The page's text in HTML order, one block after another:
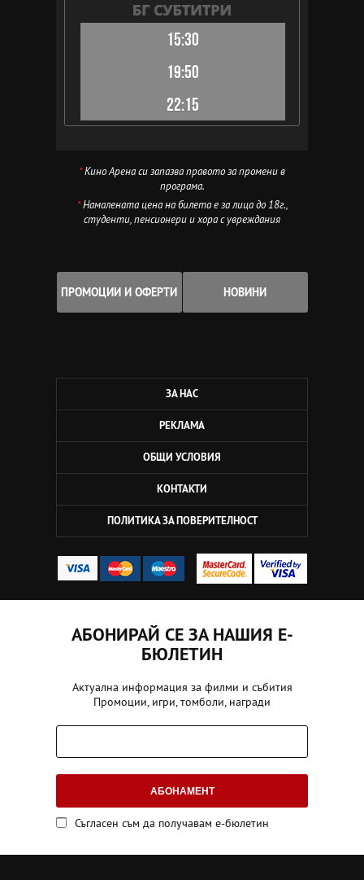
15:30
19:50
22:15
*Кино Арена си запазва правото за промени в
програма.
*Намалената цена на билета е за лица до 18г.,
студенти, пенсионери и хора с увреждания
ПРОМОЦИИ И ОФЕРТИ НОВИНИ
ЗА НАС
РЕКЛАМА
ОБЩИ УСЛОВИЯ
КОНТАКТИ
ПОЛИТИКА ЗА ПОВЕРИТЕЛНОСТ
АБОНИРАЙ СЕ ЗА НАШИЯ Е-
БЮЛЕТИН
Актуална информация за филми и събития
Промоции, игри, томболи, награди
АБОНАМЕНТ
Съгласен съм да получавам е-бюлетин